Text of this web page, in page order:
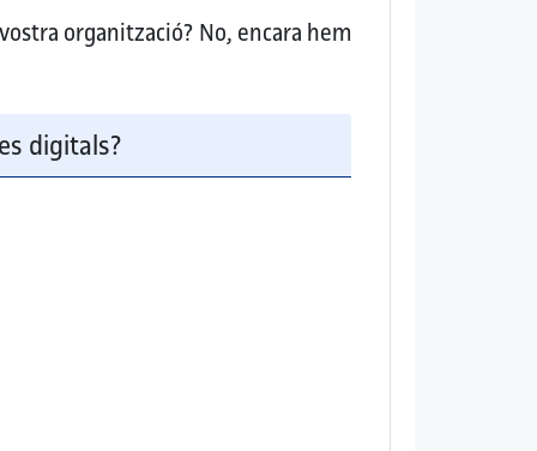
organització? No, encara hem
digitals?